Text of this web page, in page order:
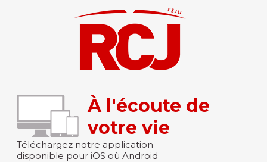
À l'écoute de
votre vie
Téléchargez notre application
disponible pour iOS où Android